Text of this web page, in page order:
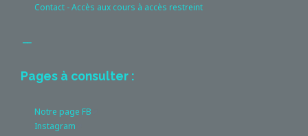
Contact - Accès aux cours à accès restreint
Pages à consulter :
Notre page FB
Instagram